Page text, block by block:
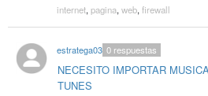
internet, pagina, web, firewall
estratega03
NECESITO IMPORTAR
TUNES
0respuestas